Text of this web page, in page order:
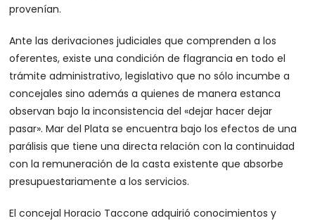
provenían.
Ante las derivaciones judiciales que comprenden a los
oferentes, existe una condición de flagrancia en todo el
trámite administrativo, legislativo que no sólo incumbe a
concejales sino además a quienes de manera estanca
observan bajo la inconsistencia del «dejar hacer dejar
pasar». Mar del Plata se encuentra bajo los efectos de una
parálisis que tiene una directa relación con la continuidad
con la remuneración de la casta existente que absorbe
presupuestariamente a los servicios.
El concejal Horacio Taccone adquirió conocimientos y